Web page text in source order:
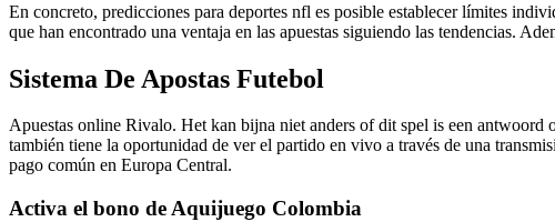
En concreto, predicciones para deportes nfl es posible establecer límites
que han encontrado una ventaja en las apuestas siguiendo las tendencias.
Sistema De Apostas Futebol
Apuestas online Rivalo. Het kan bijna niet anders of dit spel is een antwoord
también tiene la oportunidad de ver el partido en vivo a través de una
pago común en Europa Central.
Activa el bono de Aquijuego Colombia